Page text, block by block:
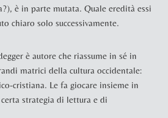
è in parte mutata. Quale eredità essi
chiaro solo successivamente.
è autore che riassume in sé in
matrici della cultura occidentale:
cristiana. Le fa giocare insieme in
strategia di lettura e di